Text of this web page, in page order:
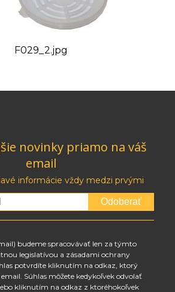
F029_2.jpg
novinky priamo na váš
email
informácie vždy medzi prvými
Odoberať
budeme spracovávať len za týmto
legislatívou a zásadami ochrany
potvrdíte kliknutím na odkaz, ktorý
Súhlas môžete kedykoľvek odvolať
kliknutím na odkaz z ktoréhokoľvek